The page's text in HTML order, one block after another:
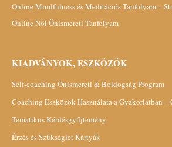
Online Mindfulness és Meditációs Tanfolyam –
Online Női Önismereti Tanfolyam
KIADVÁNYOK, ESZKÖZÖK
Self-coaching Önismereti & Boldogság Program
Coaching Eszközök Használata a Gyakorlatban
Tematikus Kérdésgyűjtemény
Érzés és Szükséglet Kártyák